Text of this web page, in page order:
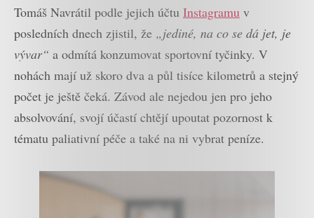
Tomáš Navrátil podle jejich účtu Instagramu v
posledních dnech zjistil, že „jediné, na co se dá jet, je
vývar“ a odmítá konzumovat sportovní tyčinky. V
nohách mají už skoro dva a půl tisíce kilometrů a stejný
počet je ještě čeká. Závod ale nejedou jen pro jeho
absolvování, svojí účastí chtějí upoutat pozornost k
tématu paliativní péče a také na ni vybrat peníze.